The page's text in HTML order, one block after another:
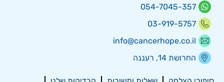
054-7045-357
03-919-5757
info@cancerhope.co.il
החרושת 14, רעננה